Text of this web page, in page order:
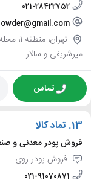
021-28422752
میرشریفی و سالار
تماس
13. تماد کالا
فروش پودر معدنی و
فروش پودر روی
021-91070871